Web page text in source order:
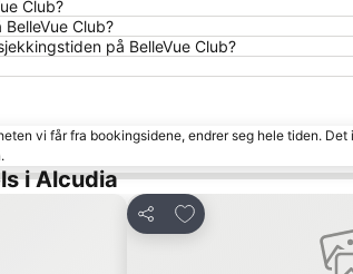
Club?
Club?
på BelleVue Club?
vi får fra bookingsidene, endrer seg hele tiden.
i Alcudia
Del
Legg til i favoritter